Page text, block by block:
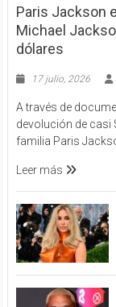
Paris Jackson
Michael
dólares
17 julio, 2026
A través de
devolución de casi
familia Paris
Leer más